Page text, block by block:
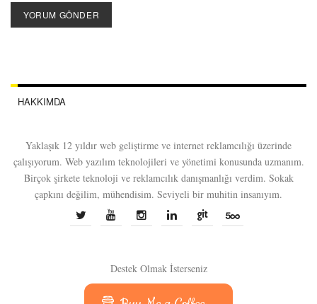
HAKKIMDA
Yaklaşık 12 yıldır web geliştirme ve internet reklamcılığı üzerinde
çalışıyorum. Web yazılım teknolojileri ve yönetimi konusunda uzmanım.
Birçok şirkete teknoloji ve reklamcılık danışmanlığı verdim. Sokak
çapkını değilim, mühendisim. Seviyeli bir muhitin insanıyım.
Destek Olmak İsterseniz